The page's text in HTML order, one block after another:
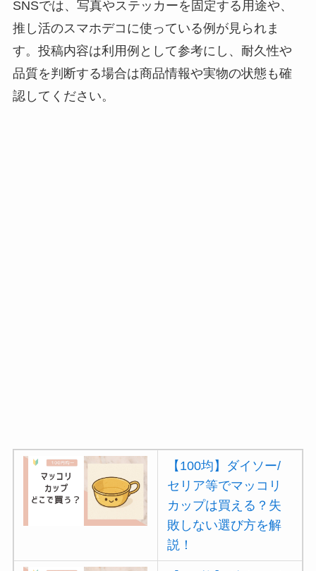
SNSでは、写真やステッカーを固定する用途や、
推し活のスマホデコに使っている例が見られま
す。投稿内容は利用例として参考にし、耐久性や
品質を判断する場合は商品情報や実物の状態も確
認してください。
【100均】ダイソー/
セリア等でマッコリ
カップは買える？失
敗しない選び方を解
説！